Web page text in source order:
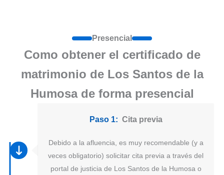
Presencial
Como obtener el certificado de
matrimonio de Los Santos de la
Humosa de forma presencial
Paso 1: Cita previa
Debido a la afluencia, es muy recomendable (y a
veces obligatorio) solicitar cita previa a través del
portal de justicia de Los Santos de la Humosa o